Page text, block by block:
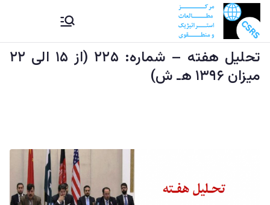
to
content
CSRS |
مرکز
و منطقوی |
مرکز مطالعات استراتیژيک و
منطقوی دستراتېژیکو او
سیمه ییزو څېړنو مرکز
تحليل هفته – شماره: ۲۲۵ (از ۱۵ الی ۲۲
میزان ۱۳۹۶ هـ ش)